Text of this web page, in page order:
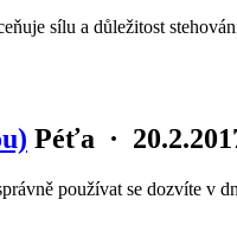
sílu a důležitost
Péťa ·
používat se dozvíte v